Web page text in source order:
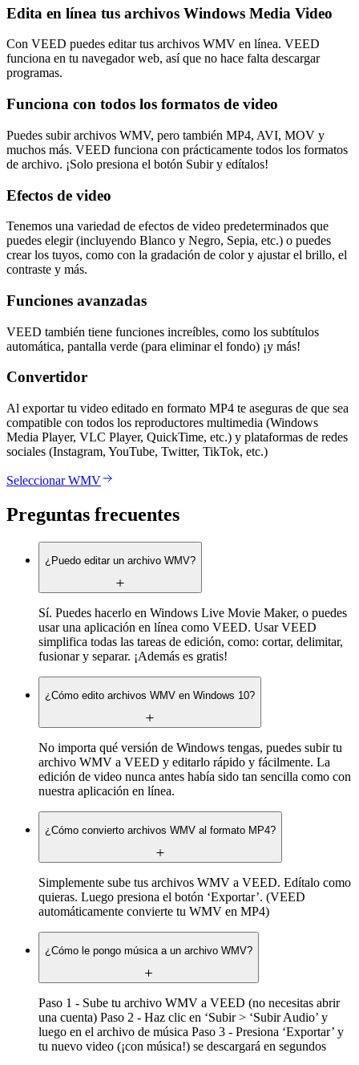
Edita en línea tus archivos Windows Media Video
Con VEED puedes editar tus archivos WMV en línea. VEED
funciona en tu navegador web, así que no hace falta descargar
programas.
Funciona con todos los formatos de video
Puedes subir archivos WMV, pero también MP4, AVI, MOV y
muchos más. VEED funciona con prácticamente todos los formatos
de archivo. ¡Solo presiona el botón Subir y edítalos!
Efectos de video
Tenemos una variedad de efectos de video predeterminados que
puedes elegir (incluyendo Blanco y Negro, Sepia, etc.) o puedes
crear los tuyos, como con la gradación de color y ajustar el brillo, el
contraste y más.
Funciones avanzadas
VEED también tiene funciones increíbles, como los subtítulos
automática, pantalla verde (para eliminar el fondo) ¡y más!
Convertidor
Al exportar tu video editado en formato MP4 te aseguras de que sea
compatible con todos los reproductores multimedia (Windows
Media Player, VLC Player, QuickTime, etc.) y plataformas de redes
sociales (Instagram, YouTube, Twitter, TikTok, etc.)
Seleccionar WMV
Preguntas frecuentes
¿Puedo editar un archivo WMV?
Sí. Puedes hacerlo en Windows Live Movie Maker, o puedes
usar una aplicación en línea como VEED. Usar VEED
simplifica todas las tareas de edición, como: cortar, delimitar,
fusionar y separar. ¡Además es gratis!
¿Cómo edito archivos WMV en Windows 10?
No importa qué versión de Windows tengas, puedes subir tu
archivo WMV a VEED y editarlo rápido y fácilmente. La
edición de video nunca antes había sido tan sencilla como con
nuestra aplicación en línea.
¿Cómo convierto archivos WMV al formato MP4?
Simplemente sube tus archivos WMV a VEED. Edítalo como
quieras. Luego presiona el botón ‘Exportar’. (VEED
automáticamente convierte tu WMV en MP4)
¿Cómo le pongo música a un archivo WMV?
Paso 1 - Sube tu archivo WMV a VEED (no necesitas abrir
una cuenta) Paso 2 - Haz clic en ‘Subir > ‘Subir Audio’ y
luego en el archivo de música Paso 3 - Presiona ‘Exportar’ y
tu nuevo video (¡con música!) se descargará en segundos